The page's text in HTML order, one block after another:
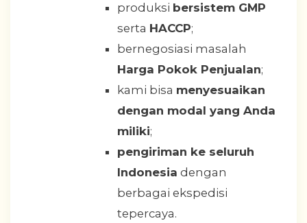
produksi bersistem GMP
serta HACCP;
bernegosiasi masalah
Harga Pokok Penjualan;
kami bisa menyesuaikan
dengan modal yang Anda
miliki;
pengiriman ke seluruh
Indonesia dengan
berbagai ekspedisi
tepercaya.